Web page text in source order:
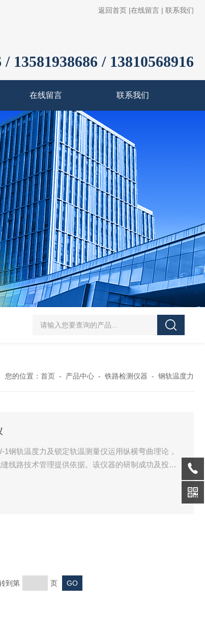
返回首页 |在线留言 | 联系我们
/ 13581938686 / 13810568916
在线留言 联系我们
型漆膜落锤冲击测试仪交通U型板 ZTT-970C通信管道静摩擦系
您的位置： 首页 - 产品中心 - 铁路检测仪器 - 钢轨温度力
线路技术管理提供依据。该仪器的研制成功及投入
到第 页